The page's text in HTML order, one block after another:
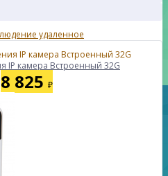
IP камера Встроенный 32G
8 825 ₽